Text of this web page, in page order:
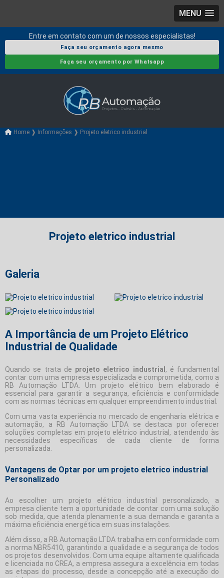
MENU
Entre em contato com um de nossos especialistas!
Faça seu orçamento agora mesmo
Faça seu orçamento por Whatsapp
Home ❱ Informações ❱ Projeto eletrico industrial
Projeto eletrico industrial
Galeria
A Importância de um Projeto Elétrico
Industrial de Qualidade
Quando se trata de projeto eletrico industrial, é fundamental
contar com uma empresa especializada e comprometida, como a
RB Automação LTDA. Um projeto elétrico bem elaborado é
essencial para garantir a segurança, eficiência e conformidade
com as normas técnicas em qualquer empreendimento industrial.
Com uma vasta experiência no mercado de engenharia elétrica e
automação, a RB Automação LTDA se destaca por oferecer
soluções completas em projeto elétrico industrial, atendendo às
necessidades específicas de cada cliente de forma
personalizada.
Vantagens de Optar por um projeto eletrico industrial
Personalizado
Ao escolher um projeto elétrico industrial personalizado, a
empresa cliente tem a oportunidade de contar com uma solução
sob medida, que atenda plenamente a sua demanda e garanta a
máxima eficiência energética em suas instalações.
Além disso, a RB Automação LTDA trabalha em conformidade com
a norma NBR5410, garantindo a qualidade e a segurança de todos
os projetos desenvolvidos. Com uma equipe altamente qualificada
e licenciada no CREA, a empresa assegura a excelência em todas
as etapas do processo, desde a concepção até a execução do